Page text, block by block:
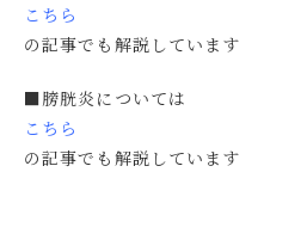
こちら
の記事でも解説しています
■膀胱炎については
こちら
の記事でも解説しています